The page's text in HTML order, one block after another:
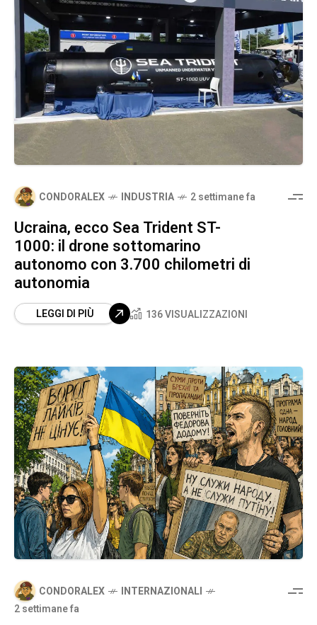
CONDORALEX INDUSTRIA 2 settimane fa
Ucraina, ecco Sea Trident ST-
1000: il drone sottomarino
autonomo con 3.700 chilometri di
autonomia
LEGGI DI PIÙ 136 VISUALIZZAZIONI
CONDORALEX
INTERNAZIONALI
2 settimane fa